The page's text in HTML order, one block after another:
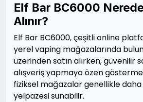
Elf Bar BC6000
Alınır?
Elf Bar BC6000, çeşitli online
yerel vaping mağazalarında
üzerinden satın alırken, güvenilir
alışveriş yapmaya özen
fiziksel mağazalar genellikle
yelpazesi sunabilir.